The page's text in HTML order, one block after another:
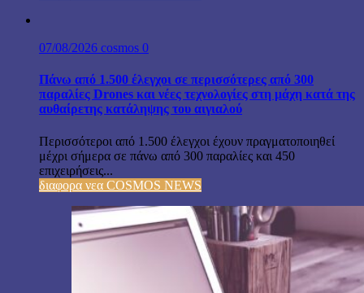
07/08/2026 cosmos 0
Πάνω από 1.500 έλεγχοι σε περισσότερες από 300
παραλίες Drones και νέες τεχνολογίες στη μάχη κατά της
αυθαίρετης κατάληψης του αιγιαλού
Περισσότεροι από 1.500 έλεγχοι έχουν πραγματοποιηθεί
μέχρι σήμερα σε πάνω από 300 παραλίες και 450
επιχειρήσεις...
διαφορα νεα COSMOS NEWS